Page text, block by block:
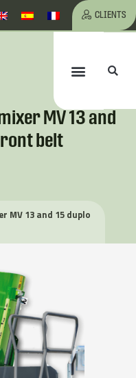
CLIENTS
Menu
MV 13 and
belt
MV 13 and 15 duplo